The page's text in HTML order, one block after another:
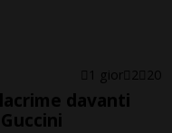
1 gior 2 20
davanti